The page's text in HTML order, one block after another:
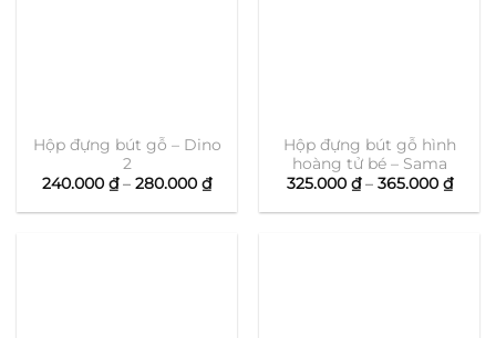
Hộp đựng bút gỗ – Dino
2
240.000 ₫ – 280.000 ₫Khoảng
giá:
từ
Hộp đựng bút gỗ hình
hoàng tử bé – Sama
325.000 ₫ – 365.000 ₫
giá:
từ